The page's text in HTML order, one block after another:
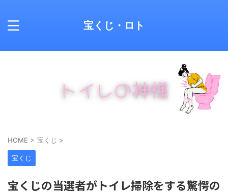
宝くじ・ロト
HOME > 宝くじ >
宝くじ
宝くじの当選者がトイレ掃除をする驚愕の